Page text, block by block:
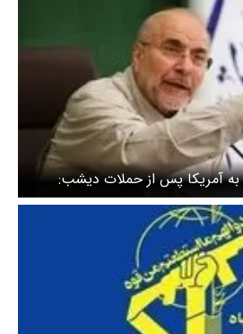
به آمریکا پس از حملات دیشب: